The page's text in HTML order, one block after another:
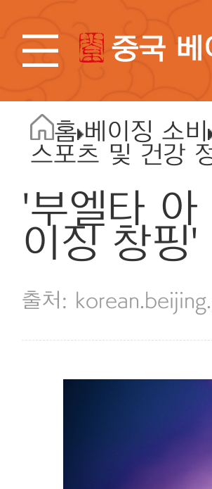
중국 베
홈 베이징 소비
스포츠 및 건강
'부엘타 아
이징 창핑